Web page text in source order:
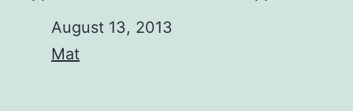
August 13, 2013
In relation to
Mat